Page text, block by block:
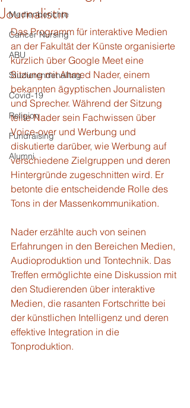
Medienberichte
Cancer Nursing
ABU
Studierendenalltag
Covid-19
Religion
Fundraising
Alumni
Journalistin
Das Programm für interaktive Medien
an der Fakultät der Künste organisierte
kürzlich über Google Meet eine
Sitzung mit Ahmed Nader, einem
bekannten ägyptischen Journalisten
und Sprecher. Während der Sitzung
teilte Nader sein Fachwissen über
Voice-over und Werbung und
diskutierte darüber, wie Werbung auf
verschiedene Zielgruppen und deren
Hintergründe zugeschnitten wird. Er
betonte die entscheidende Rolle des
Tons in der Massenkommunikation.
Nader erzählte auch von seinen
Erfahrungen in den Bereichen Medien,
Audioproduktion und Tontechnik. Das
Treffen ermöglichte eine Diskussion mit
den Studierenden über interaktive
Medien, die rasanten Fortschritte bei
der künstlichen Intelligenz und deren
effektive Integration in die
Tonproduktion.